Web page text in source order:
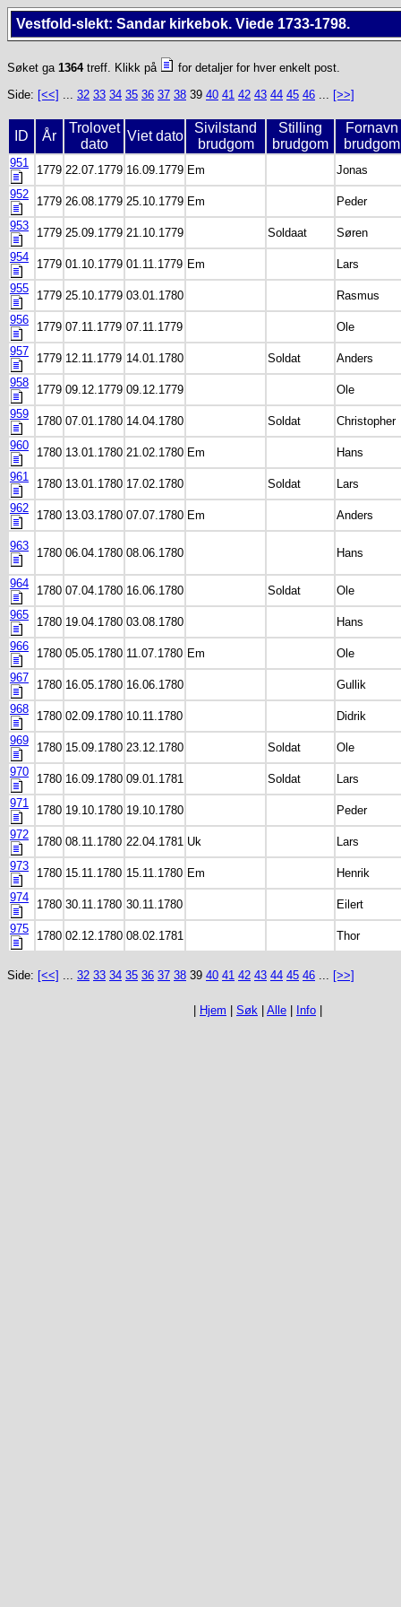
Vestfold-slekt: Sandar kirkebok. Viede 1733-1798.
Søket ga 1364treff. Klikk på
for detaljer for hver enkelt post.
Side: [<<] ... 32 33 34 35 36 37 38 39 40 41 42 43 44 45 46 ... [>>]
ID År
Trolovet
dato
Viet dato
Sivilstand
brudgom
Stilling
brudgom
Fornavn
brudgom
951
1779 22.07.1779 16.09.1779 Em
Jonas
952
1779 26.08.1779 25.10.1779 Em
Peder
953
1779 25.09.1779 21.10.1779 Soldaat
Søren
954
1779 01.10.1779 01.11.1779 Em
Lars
955
1779 25.10.1779 03.01.1780
Rasmus
956
1779 07.11.1779 07.11.1779
Ole
957
1779 12.11.1779 14.01.1780 Soldat
Anders
958
1779 09.12.1779 09.12.1779
Ole
959
1780 07.01.1780 14.04.1780 Soldat
Christopher
960
1780 13.01.1780 21.02.1780 Em
Hans
961
1780 13.01.1780 17.02.1780 Soldat
Lars
962
1780 13.03.1780 07.07.1780 Em Anders
963
1780 06.04.1780 08.06.1780 Hans
964
1780 07.04.1780 16.06.1780 Soldat
Ole
965
1780 19.04.1780 03.08.1780
Hans
966
1780 05.05.1780 11.07.1780 Em
Ole
967
1780 16.05.1780 16.06.1780
Gullik
968
1780 02.09.1780 10.11.1780
Didrik
969
1780 15.09.1780 23.12.1780 Soldat
Ole
970
1780 16.09.1780 09.01.1781 Soldat
Lars
971
1780 19.10.1780 19.10.1780
Peder
972
1780 08.11.1780 22.04.1781 Uk
Lars
973
1780 15.11.1780 15.11.1780 Em
Henrik
974
1780 30.11.1780 30.11.1780
Eilert
975
1780 02.12.1780 08.02.1781 Thor
Side: [<<] ... 32 33 34 35 36 37 38 39 40 41 42 43 44 45 46 ... [>>]
Hjem Søk Alle Info